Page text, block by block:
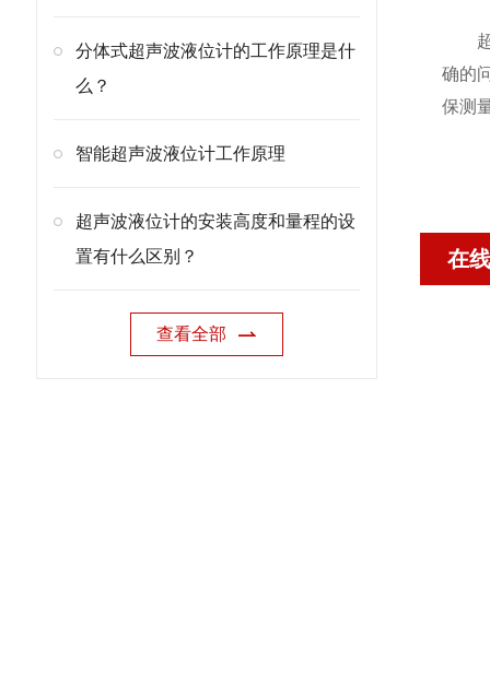
分体式超声波液位计的工作原理是什
么？
智能超声波液位计工作原理
超声波液位计的安装高度和量程的设
置有什么区别？
查看全部
超
确的
保测
在